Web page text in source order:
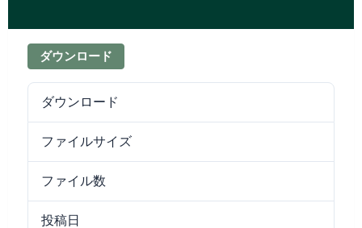
ダウンロード
ダウンロード
ファイルサイズ
ファイル数
投稿日